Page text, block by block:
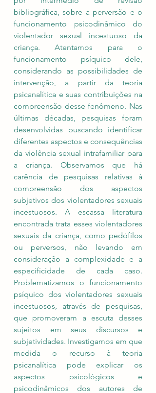
bibliográfica, sobre a perversão e o
funcionamento psicodinâmico do
violentador sexual incestuoso da
criança. Atentamos para o
funcionamento psíquico dele,
considerando as possibilidades de
intervenção, a partir da teoria
psicanalítica e suas contribuições na
compreensão desse fenômeno. Nas
últimas décadas, pesquisas foram
desenvolvidas buscando identificar
diferentes aspectos e consequências
da violência sexual intrafamiliar para
a criança. Observamos que há
carência de pesquisas relativas à
compreensão dos aspectos
subjetivos dos violentadores sexuais
incestuosos. A escassa literatura
encontrada trata esses violentadores
sexuais da criança, como pedófilos
ou perversos, não levando em
consideração a complexidade e a
especificidade de cada caso.
Problematizamos o funcionamento
psíquico dos violentadores sexuais
incestuosos, através de pesquisas,
que promoveram a escuta desses
sujeitos em seus discursos e
subjetividades. Investigamos em que
medida o recurso à teoria
psicanalítica pode explicar os
aspectos psicológicos e
psicodinâmicos dos autores de